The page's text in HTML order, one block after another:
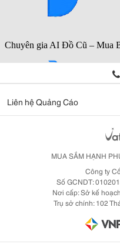
Liên hệ Quảng Cáo
MUA SẮM HẠNH
Công ty
Số GCNDT:
Nơi cấp: Sở kế
Trụ sở chính: 102